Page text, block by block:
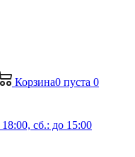
Корзина0 пуста 0
сб.: до 15:00